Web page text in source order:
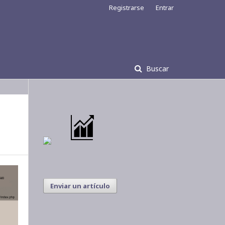
Buscar
Registrarse Entrar
Enviar un artículo